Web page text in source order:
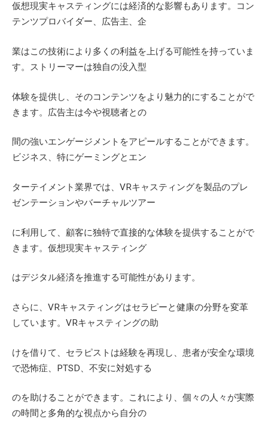
仮想現実キャスティングには経済的な影響もあります。コン
テンツプロバイダー、広告主、企
業はこの技術により多くの利益を上げる可能性を持っていま
す。ストリーマーは独自の没入型
体験を提供し、そのコンテンツをより魅力的にすることがで
きます。広告主は今や視聴者との
間の強いエンゲージメントをアピールすることができます。
ビジネス、特にゲーミングとエン
ターテイメント業界では、 VRキャスティングを製品のプレ
ゼンテーションやバーチャルツアー
に利用して、顧客に独特で直接的な体験を提供することがで
きます。仮想現実キャスティング
はデジタル経済を推進する可能性があります。
さらに、 VRキャスティングはセラピーと健康の分野を変革
しています。 VRキャスティングの助
けを借りて、セラピストは経験を再現し、患者が安全な環境
で恐怖症、 PTSD 、不安に対処する
のを助けることができます。これにより、個々の人々が実際
の時間と多角的な視点から自分の